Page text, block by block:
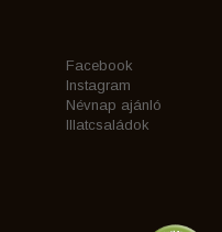
Facebook
Instagram
Névnap ajánló
Illatcsaládok